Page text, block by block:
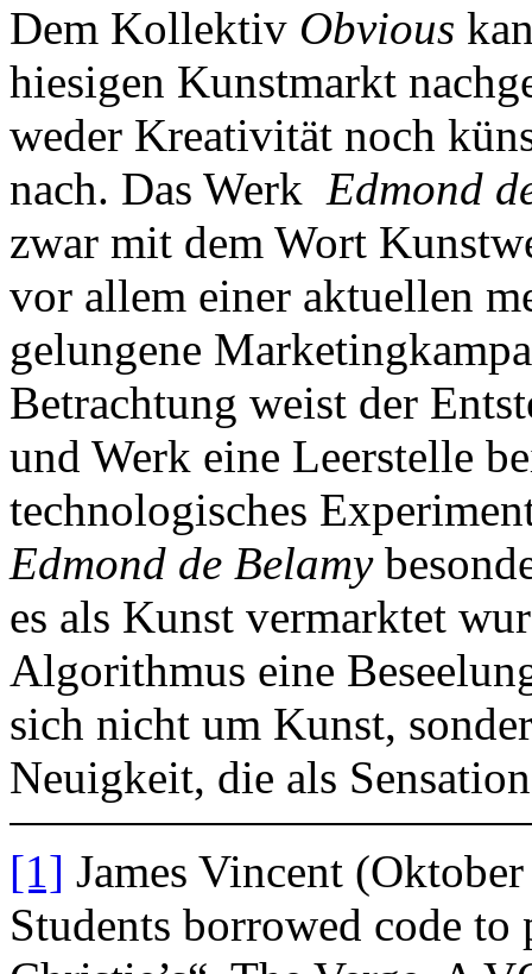
Dem Kollektiv Obvious
hiesigen Kunstmarkt
weder Kreativität noch
nach. Das Werk Edmond
zwar mit dem Wort
vor allem einer aktuellen
gelungene
Betrachtung weist der
und Werk eine Leerstelle
technologisches
Edmond de Belamy
es als Kunst vermarktet
Algorithmus eine
sich nicht um Kunst,
Neuigkeit, die als
[1] James Vincent
Students borrowed code